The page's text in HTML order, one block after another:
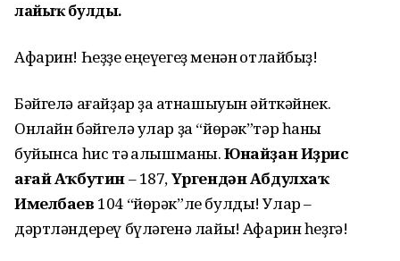
лайыҡ булды.
Афарин! Һеҙҙе еңеүегеҙ менән ҡотлайбыҙ!
Бәйгелә ағайҙар ҙа ҡатнашыуын әйткәйнек.
Онлайн бәйгелә улар ҙа “йөрәк”тәр һаны
буйынса һис тә ҡалышманы.Юнайҙан Иҙрис
ағай Аҡбутин– 187,Үргендән Абдулхаҡ
Имелбаев 104 “йөрәк”ле булды! Улар –
дәртләндереү бүләгенә лайыҡ! Афарин һеҙгә!